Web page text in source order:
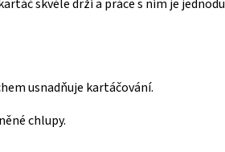
skvěle drží a práce s ním je
usnadňuje kartáčování.
chlupy.